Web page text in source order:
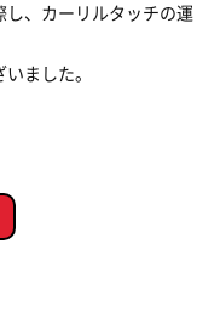
、カーリルタッチの運
ました。